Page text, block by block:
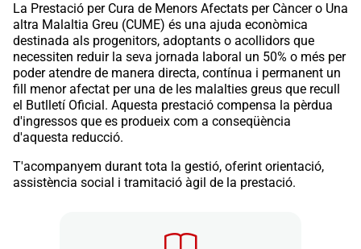
Proveïdors
La Prestació per Cura de Menors Afectats per Càncer o Una
altra Malaltia Greu (CUME) és una ajuda econòmica
destinada als progenitors, adoptants o acollidors que
necessiten reduir la seva jornada laboral un 50% o més per
poder atendre de manera directa, contínua i permanent un
fill menor afectat per una de les malalties greus que recull
el Butlletí Oficial. Aquesta prestació compensa la pèrdua
d'ingressos que es produeix com a conseqüència
d'aquesta reducció.
T'acompanyem durant tota la gestió, oferint orientació,
assistència social i tramitació àgil de la prestació.